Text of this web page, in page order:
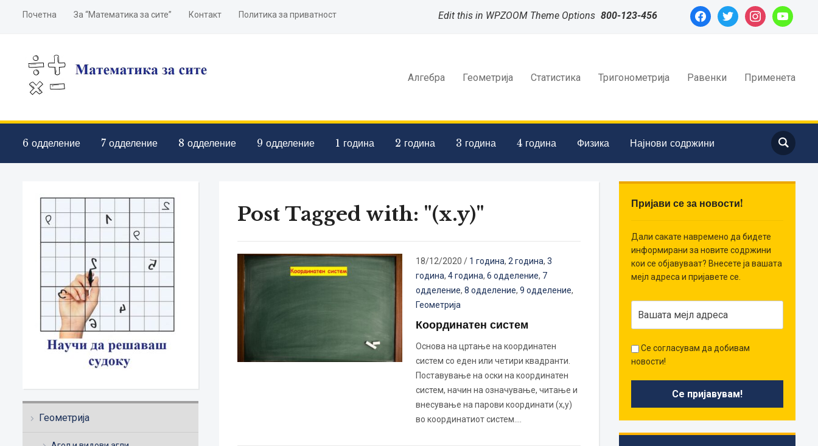
Почетна За “Математика за сите” Контакт Политика за приватност facebooktwitter instagramyoutube
Edit this in WPZOOM Theme Options 800-123-456
Алгебра Геометрија Статистика Тригонометрија Равенки Применета
6 одделение 7 одделение 8 одделение 9 одделение 1 година 2 година 3 година 4 година Физика Најнови содржини
Геометрија
Post Tagged with: "(x.y)"
18/12/2020 / 1 година, 2 година, 3
година, 4 година, 6 одделение, 7
одделение, 8 одделение, 9 одделение,
Геометрија
Координатен систем
Основа на цртање на координатен
систем со еден или четири квадранти.
Поставување на оски на координатен
систем, начин на означување, читање и
внесување на парови координати (x,y)
во координатиот систем.…
Пријави се за новости!
Дали сакате навремено да бидете
информирани за новите содржини
кои се објавуваат? Внесете ја вашата
мејл адреса и пријавете се.
Се согласувам да добивам
новости!